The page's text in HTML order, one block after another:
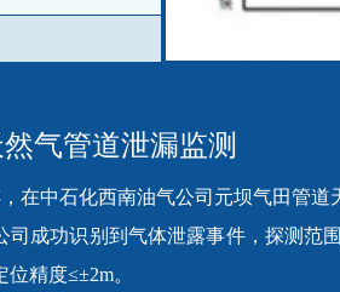
然气管道泄漏监测
，在中石化西南油气公司元坝气田管
司成功识别到气体泄露事件，探测范
精度≤±2m。